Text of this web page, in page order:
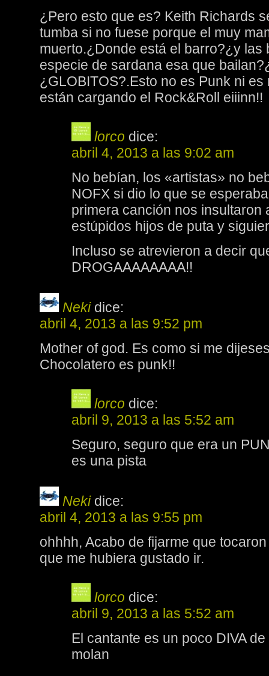
¿Pero esto que es? Keith Richards
tumba si no fuese porque el muy
muerto.¿Donde está el barro?¿y las
especie de sardana esa que
¿GLOBITOS?.Esto no es Punk ni
están cargando el Rock&Roll eiiinn!!
lorco dice:
abril 4, 2013 a las 9:02 am
No bebían, los «artistas» no
NOFX si dio lo que se
primera canción nos insultaron
estúpidos hijos de puta y
Incluso se atrevieron a decir
DROGAAAAAAAA!!
Neki dice:
abril 4, 2013 a las 9:52 pm
Mother of god. Es como si me
Chocolatero es punk!!
lorco dice:
abril 9, 2013 a las 5:52 am
Seguro, seguro que era un
es una pista
Neki dice:
abril 4, 2013 a las 9:55 pm
ohhhh, Acabo de fijarme que
que me hubiera gustado ir.
lorco dice:
abril 9, 2013 a las 5:52 am
El cantante es un poco DIVA
molan